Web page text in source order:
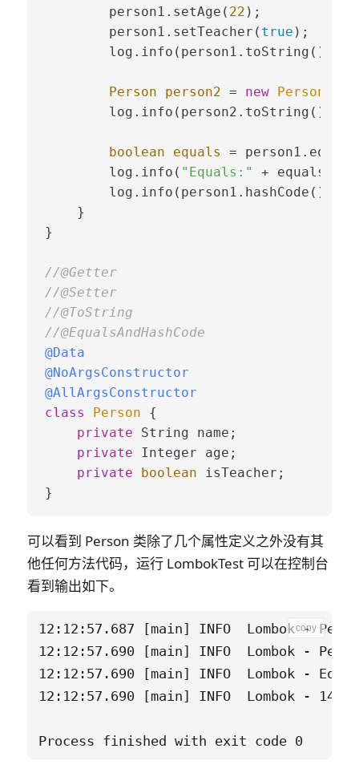
        person1.setAge(
22 );
        person1.setTeacher(
true );
        log.info(person1.toString());
Person person2 = new Person
        log.info(person2.toString());
boolean equals =
        log.info(
"Equals:"
+ equals);
        log.info(person1.hashCode() +
    }
}
//@Getter
//@Setter
//@ToString
//@EqualsAndHashCode
@Data
@NoArgsConstructor
@AllArgsConstructor
class
Person {
private String name;
private Integer age;
private
boolean isTeacher;
可以看到 Person 类除了几个属性定义之外没有其
他任何方法代码，运行 LombokTest 可以在控制台
看到输出如下。
12:12:57.687 [main] INFO  Lombok -
12:12:57.690 [main] INFO  Lombok -
12:12:57.690 [main] INFO  Lombok -
12:12:57.690 [main] INFO  Lombok -
copy